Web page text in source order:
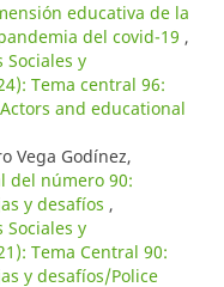
educativa de la
del covid-19 ,
Sociales y
Tema central 96:
and educational
Vega Godínez,
del número 90:
y desafíos ,
Sociales y
Tema Central 90:
y desafíos/Police